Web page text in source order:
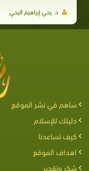
د. يحي إبراهيم اليحي
ساهم في نشر الموقع
دليلك للإسلام
كيف تساعدنا
اهداف الموقع
شكر وتقدير